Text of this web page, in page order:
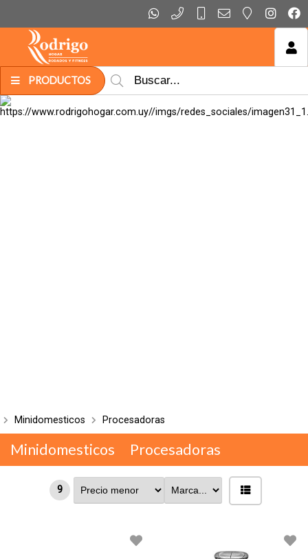
PRODUCTOS
MI COMPRA
Minidomesticos Procesadoras
Minidomesticos Procesadoras
9